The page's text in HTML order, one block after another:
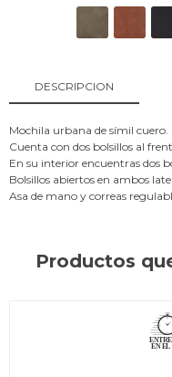
DESCRIPCION
Mochila urbana de símil cuero.
Cuenta con dos bolsillos al
En su interior encuentras dos
Bolsillos abiertos en ambos
Asa de mano y correas
Productos